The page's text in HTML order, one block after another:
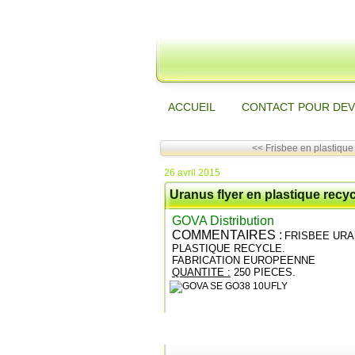
ACCUEIL CONTACT POUR
<< Frisbee en
26 avril 2015
Uranus flyer en plastique
GOVA Distribution
COMMENTAIRES : FRISBEE
PLASTIQUE RECYCLE.
FABRICATION EUROPEENNE
QUANTITE : 250 PIECES.